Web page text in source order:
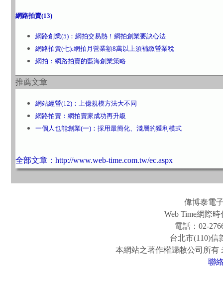
網路拍賣(13)
網路創業(5)：網拍交易熱！網拍創業要訣心法
網路拍賣(七):網拍月營業額8萬以上須補繳營業稅
網拍：網路拍賣的藍海創業策略
推薦文章
網站經營(12)：上億規模方法大不同
網路拍賣：網拍賣家成功再升級
一個人也能創業(一)：採用最簡化、淺層的獲利模式
全部文章：http://www.web-time.com.tw/ec.aspx
偉博泰電
Web Time網際
電話：02-
台北市(110)信
本網站之著作權歸敝公司所有
聯